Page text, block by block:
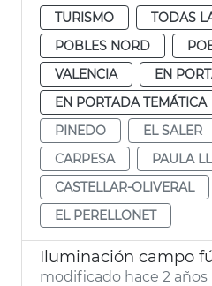
TURISMO
TODAS
POBLES NORD
VALENCIA
EN
EN PORTADA TEMÁTICA
PINEDO
EL SALER
CARPESA
PAULA
CASTELLAR-OLIVERAL
EL PERELLONET
Iluminación campo
modificado hace 2 años